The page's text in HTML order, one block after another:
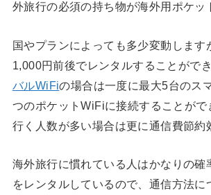
外旅行の必須の持ち物が海外用ポケッ
国やプランによっても多少変動します
1,000円前後でレンタルすることができ
バルWiFiの場合は一度に最大5台のス
つのポケットWiFiに接続することがで
行く人数が多い場合は更に通信費節約
海外旅行に慣れている人はかなりの確
をレンタルしているので、通信方法に